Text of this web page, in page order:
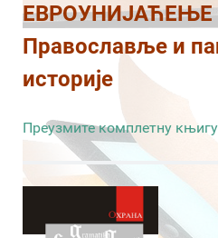
ЕВРОУНИЈАЋЕЊЕ
Православље и
историје
Преузмите комплетну